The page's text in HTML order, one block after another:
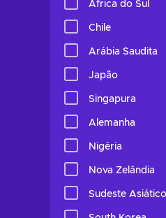
África do Sul
Chile
Arábia Saudita
Japão
Singapura
Alemanha
Nigéria
Nova Zelândia
Sudeste Asiático